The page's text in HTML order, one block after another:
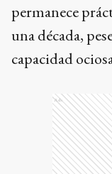
permanece
una década,
capacidad
Ads